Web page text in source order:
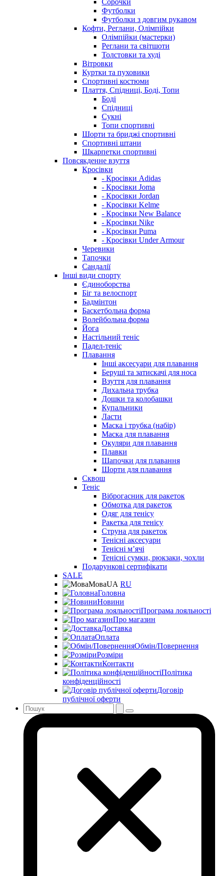
Сорочки
Футболки
Футболки з довгим рукавом
Кофти, Реглани, Олімпійки
Олімпійки (мастерки)
Реглани та світшоти
Толстовки та худі
Вітровки
Куртки та пуховики
Спортивні костюми
Плаття, Спідниці, Боді, Топи
Боді
Спідниці
Сукні
Топи спортивні
Шорти та бриджі спортивні
Спортивні штани
Шкарпетки спортивні
Повсякденне взуття
Кросівки
- Кросівки Adidas
- Кросівки Joma
- Кросівки Jordan
- Кросівки Kelme
- Кросівки New Balance
- Кросівки Nike
- Кросівки Puma
- Кросівки Under Armour
Черевики
Тапочки
Сандалії
Інші види спорту
Єдиноборства
Біг та велоспорт
Бадмінтон
Баскетбольна форма
Волейбольна форма
Йога
Настільний теніс
Падел-теніс
Плавання
Інші аксесуари для плавання
Беруші та затискачі для носа
Взуття для плавання
Дихальна трубка
Дошки та колобашки
Купальники
Ласти
Маска і трубка (набір)
Маска для плавання
Окуляри для плавання
Плавки
Шапочки для плавання
Шорти для плавання
Сквош
Теніс
Віброгасник для ракеток
Обмотка для ракеток
Одяг для тенісу
Ракетка для тенісу
Струна для ракеток
Тенісні аксесуари
Тенісні мʼячі
Тенісні сумки, рюкзаки, чохли
Подарункові сертифікати
SALE
МоваUA RU
Головна
Новини
Програма лояльності
Про магазин
Доставка
Оплата
Обмін/Повернення
Розміри
Контакти
Політика
конфіденційності
Договір
публічної оферти